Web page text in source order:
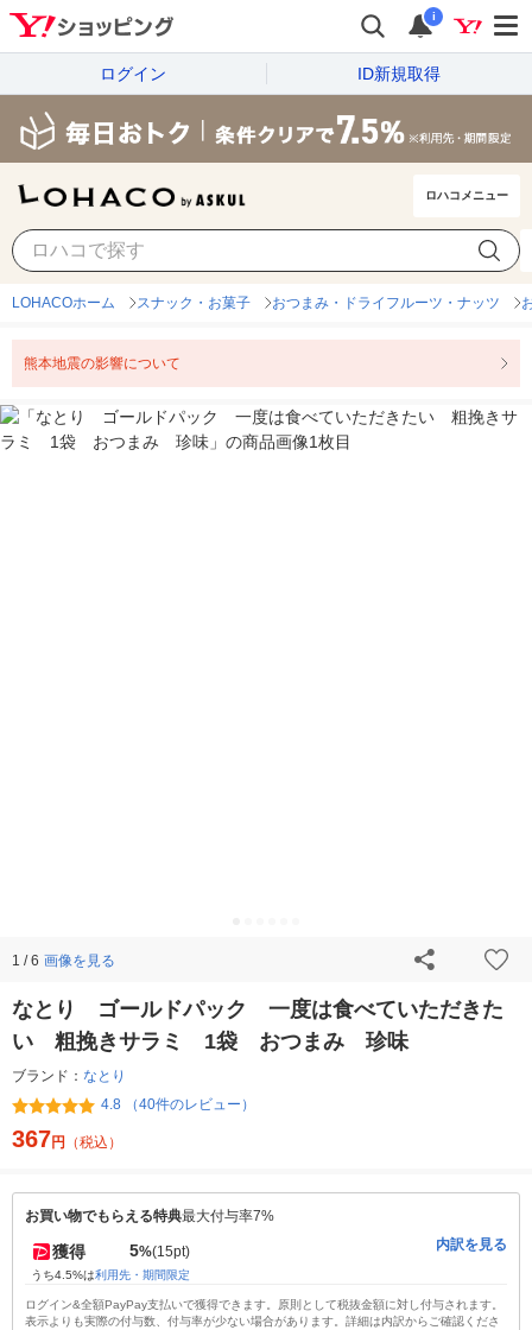
i
ログイン ID新規取得
ロハコメニュー
LOHACOホーム スナック・お菓子 おつまみ・ドライフルーツ・ナッツ
熊本地震の影響について
1 / 6 画像を見る
なとり ゴールドパック 一度は食べていただきた
い 粗挽きサラミ 1袋 おつまみ 珍味
ブランド： なとり
4.8 （40件のレビュー）
367円 （税込）
お買い物でもらえる特典最大付与率7%
獲得 5%(15pt)
うち4.5%は利用先・期間限定
内訳を見る
ログイン&全額PayPay支払いで獲得できます。原則として税抜金額に対し付与されます。
表示よりも実際の付与数、付与率が少ない場合があります。詳細は内訳からご確認くださ